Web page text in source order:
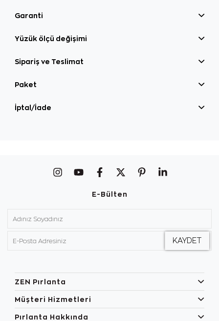
Garanti
Yüzük ölçü değişimi
Sipariş ve Teslimat
Paket
İptal/İade
E-Bülten
ZEN Pırlanta
Müşteri Hizmetleri
Pırlanta Hakkında